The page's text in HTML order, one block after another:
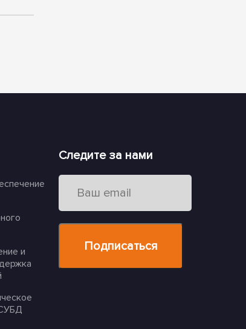
и
Следите за нами